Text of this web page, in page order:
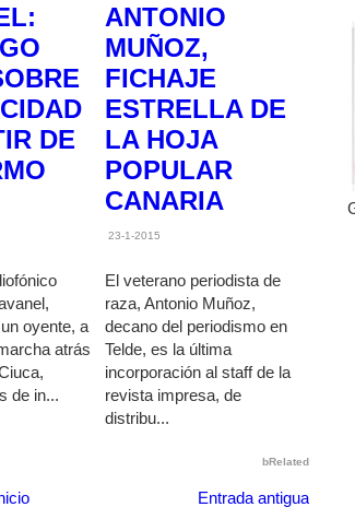
DE
oyente, a
atrás
de in...
ANTONIO
MUÑOZ,
FICHAJE
ESTRELLA DE
LA HOJA
POPULAR
CANARIA
23-1-2015
El veterano periodista de
raza, Antonio Muñoz,
decano del periodismo en
Telde, es la última
incorporación al staff de la
revista impresa, de
distribu...
bRelated
Entrada antigua